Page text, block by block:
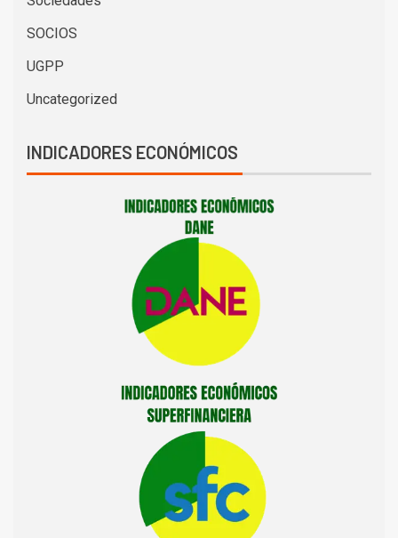
SOCIOS
UGPP
Uncategorized
INDICADORES ECONÓMICOS